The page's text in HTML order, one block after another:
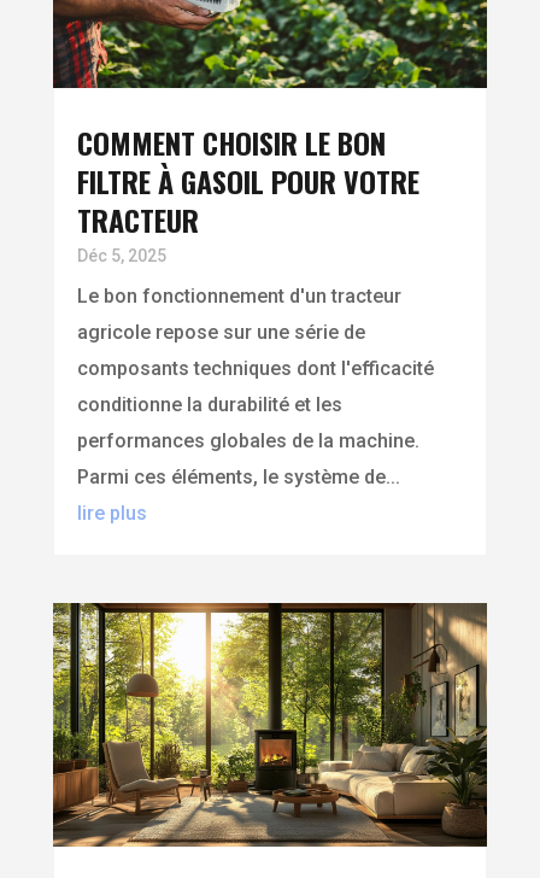
COMMENT CHOISIR LE BON
FILTRE À GASOIL POUR VOTRE
TRACTEUR
Déc 5, 2025
Le bon fonctionnement d'un tracteur
agricole repose sur une série de
composants techniques dont l'efficacité
conditionne la durabilité et les
performances globales de la machine.
Parmi ces éléments, le système de...
lire plus